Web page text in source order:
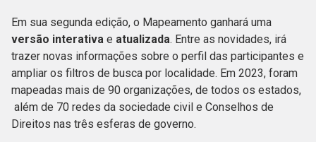
Em sua segunda edição, o Mapeamento ganhará uma
versão interativa e atualizada. Entre as novidades, irá
trazer novas informações sobre o perfil das participantes e
ampliar os filtros de busca por localidade. Em 2023, foram
mapeadas mais de 90 organizações, de todos os estados,
além de 70 redes da sociedade civil e Conselhos de
Direitos nas três esferas de governo.